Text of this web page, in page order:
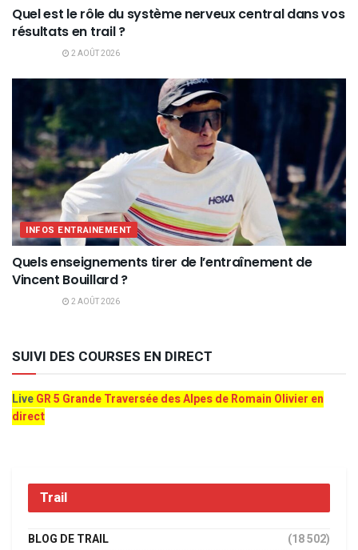
Quel est le rôle du système nerveux central dans vos
résultats en trail ?
2 AOÛT 2026
INFOS ENTRAINEMENT
Quels enseignements tirer de l’entraînement de
Vincent Bouillard ?
2 AOÛT 2026
SUIVI DES COURSES EN DIRECT
LiveGR 5 Grande Traversée des Alpes de Romain Olivier en
direct
Trail
BLOG DE TRAIL (18 502)